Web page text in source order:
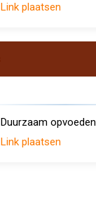
Link plaatsen
Duurzaam opvoeden
Link plaatsen